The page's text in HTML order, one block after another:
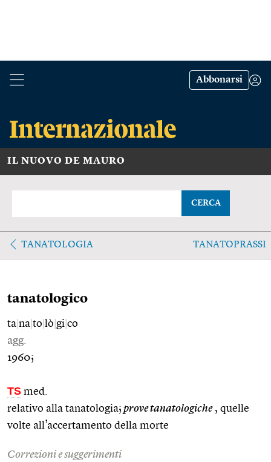
Abbonarsi
IL NUOVO DE MAURO
CERCA
TANATOLOGIA TANATOPRASSI
tanatologico
ta na to lò gi co
agg.
1960;
TS med.
relativo alla tanatologia; prove tanatologiche, quelle
volte all’accertamento della morte
Correzioni e suggerimenti